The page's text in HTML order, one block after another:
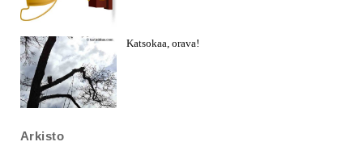
Katsokaa, orava!
Arkisto